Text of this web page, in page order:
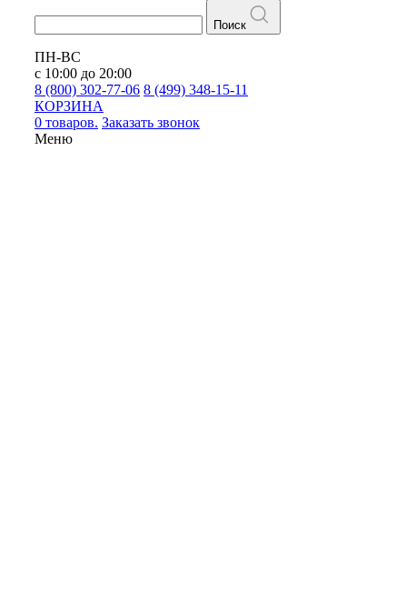
Поиск
ПН-ВС
с 10:00 до 20:00
8 (800) 302-77-06 8 (499) 348-15-11
КОРЗИНА
0 товаров. Заказать звонок
Меню